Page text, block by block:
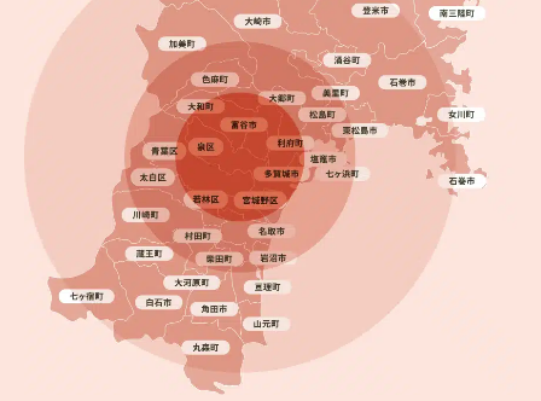
完成日 2024.02.01
塗装だけで大丈夫？柴田町でミサワホームをツート